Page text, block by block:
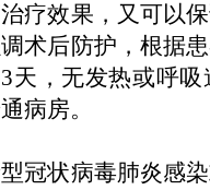
疗效果，又可以
术后防护，根据
天，无发热或呼
病房。
冠状病毒肺炎感